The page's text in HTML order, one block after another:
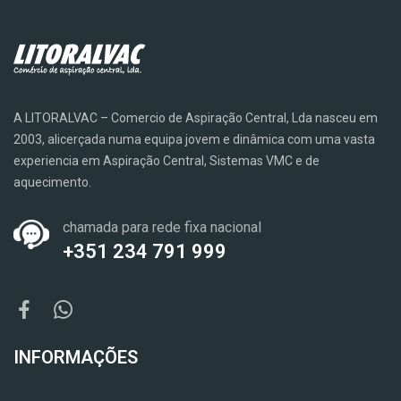
A LITORALVAC – Comercio de Aspiração Central, Lda nasceu em
2003, alicerçada numa equipa jovem e dinâmica com uma vasta
experiencia em Aspiração Central, Sistemas VMC e de
aquecimento.
chamada para rede fixa nacional
+351 234 791 999
INFORMAÇÕES